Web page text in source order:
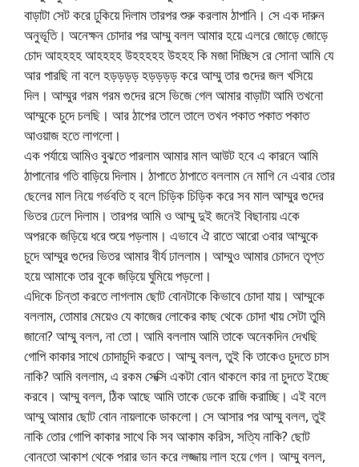
বাড়াটা সেট করে ঢুকিয়ে দিলাম তারপর শুরু করলাম ঠাপানি। সে এক দারুন
অনুভূতি। অনেক্ষন চোদার পর আম্মু বলল আমার হয়ে এলরে জোড়ে জোড়ে
চোদ আহহহহ আহহহহ উহহহহহ উহহহ কি মজা দিচ্ছিস রে সোনা আমি যে
আর পারছি না বলে হড়ড়ড়ড় হড়ড়ড়ড় করে আম্মু তার গুদের জল খসিয়ে
দিল। আম্মুর গরম গরম গুদের রসে ভিজে গেল আমার বাড়াটা আমি তখনো
আম্মুকে চুদে চলছি। আর ঠাপের তালে তালে তখন পকাত পকাত পকাত
আওয়াজ হতে লাগলো।
এক পর্যায়ে আমিও বুঝতে পারলাম আমার মাল আউট হবে এ কারনে আমি
ঠাপানোর গতি বাড়িয়ে দিলাম। ঠাপাতে ঠাপাতে বললাম নে মাগি নে এবার তোর
ছেলের মাল নিয়ে গর্ভবতি হ বলে চিড়িক চিড়িক করে সব মাল আম্মুর গুদের
ভিতর ঢেলে দিলাম। তারপর আমি ও আম্মু দুই জনেই বিছানায় একে
অপরকে জড়িয়ে ধরে শুয়ে পড়লাম। এভাবে ঐ রাতে আরো ৩বার আম্মুকে
চুদে আম্মুর গুদের ভিতর আমার বীর্য ঢাললাম। আম্মুও আমার চোদনে তৃপ্ত
হয়ে আমাকে তার বুকে জড়িয়ে ঘুমিয়ে পড়লো।
এদিকে চিন্তা করতে লাগলাম ছোট বোনটাকে কিভাবে চোদা যায়। আম্মুকে
বললাম, তোমার মেয়েও যে কাজের লোকের কাছ থেকে চোদা খায় সেটা তুমি
জানো? আম্মু বলল, না তো। আমি বললাম আমি তাকে অনেকদিন দেখছি
গোপি কাকার সাথে চোদাচুদি করতে। আম্মু বলল, তুই কি তাকেও চুদতে চাস
নাকি? আমি বললাম, এ রকম সেক্সি একটা বোন থাকলে কার না চুদতে ইচ্ছে
করবে। আম্মু বলল, ঠিক আছে আমি তাকে ডেকে রাজি করাচ্ছি। এই বলে
আম্মু আমার ছোট বোন নায়লাকে ডাকলো। সে আসার পর আম্মু বলল, তুই
নাকি তোর গোপি কাকার সাথে কি সব আকাম করিস, সত্যি নাকি? ছোট
বোনতো আকাশ থেকে পরার ভান করে লজ্জায় লাল হয়ে গেল। আম্মু বলল,